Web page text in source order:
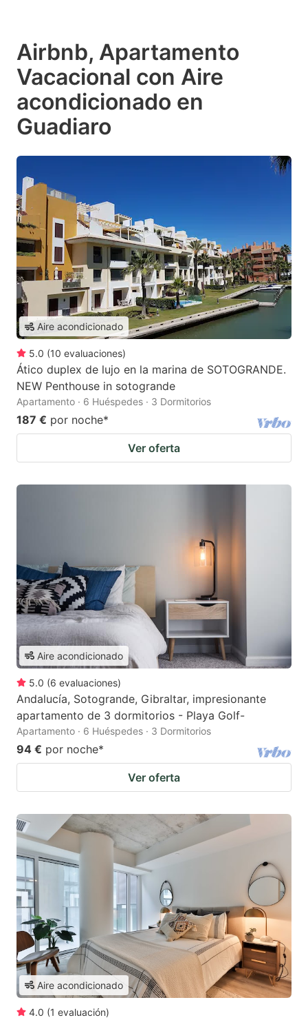
Airbnb, Apartamento
Vacacional con Aire
acondicionado en
Guadiaro
Aire acondicionado
5.0 (10 evaluaciones)
Ático duplex de lujo en la marina de SOTOGRANDE.
NEW Penthouse in sotogrande
Apartamento · 6 Huéspedes · 3 Dormitorios
187 € por noche*
Ver oferta
Aire acondicionado
5.0 (6 evaluaciones)
Andalucía, Sotogrande, Gibraltar, impresionante
apartamento de 3 dormitorios - Playa Golf-
Apartamento · 6 Huéspedes · 3 Dormitorios
94 € por noche*
Ver oferta
Aire acondicionado
4.0 (1 evaluación)